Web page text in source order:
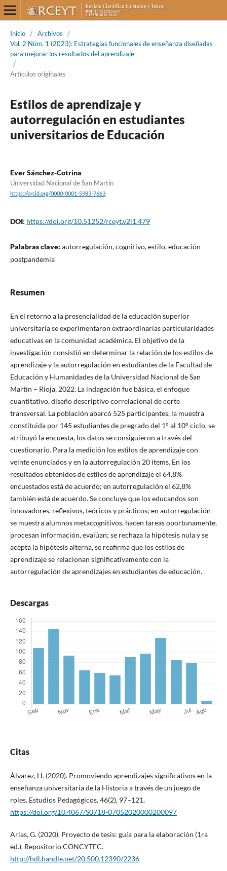
Inicio / Archivos
/
Vol. 2 Núm. 1 (2023): Estrategias funcionales de enseñanza diseñadas
para mejorar los resultados del aprendizaje
/
Artículos originales
Estilos de aprendizaje y
autorregulación en estudiantes
universitarios de Educación
Ever Sánchez-Cotrina
Universidad Nacional de San Martín
https://orcid.org/0000-0001-5983-7663
DOI: https://doi.org/10.51252/rceyt.v2i1.479
Palabras clave: autorregulación, cognitivo, estilo, educación
postpandemia
Resumen
En el retorno a la presencialidad de la educación superior
universitaria se experimentaron extraordinarias particularidades
educativas en la comunidad académica. El objetivo de la
investigación consistió en determinar la relación de los estilos de
aprendizaje y la autorregulación en estudiantes de la Facultad de
Educación y Humanidades de la Universidad Nacional de San
Martín – Rioja, 2022. La indagación fue básica, el enfoque
cuantitativo, diseño descriptivo correlacional de corte
transversal. La población abarcó 525 participantes, la muestra
constituida por 145 estudiantes de pregrado del 1° al 10° ciclo, se
atribuyó la encuesta, los datos se consiguieron a través del
cuestionario. Para la medición los estilos de aprendizaje con
veinte enunciados y en la autorregulación 20 ítems. En los
resultados obtenidos de estilos de aprendizaje el 64,8%
encuestados está de acuerdo; en autorregulación el 62,8%
también está de acuerdo. Se concluye que los educandos son
innovadores, reflexivos, teóricos y prácticos; en autorregulación
se muestra alumnos metacognitivos, hacen tareas oportunamente,
procesan información, evalúan; se rechaza la hipótesis nula y se
acepta la hipótesis alterna, se reafirma que los estilos de
aprendizaje se relacionan significativamente con la
autorregulación de aprendizajes en estudiantes de educación.
Descargas
Citas
Álvarez, H. (2020). Promoviendo aprendizajes significativos en la
enseñanza universitaria de la Historia a través de un juego de
roles. Estudios Pedagógicos, 46(2), 97–121.
https://doi.org/10.4067/S0718-07052020000200097
Arias, G. (2020). Proyecto de tesis: guía para la elaboración (1ra
ed.). Repositorio CONCYTEC.
http://hdl.handle.net/20.500.12390/2236